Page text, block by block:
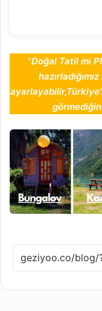
''Doğal Tatil mi